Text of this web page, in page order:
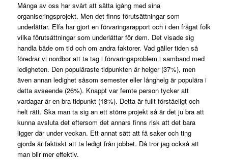
Många av oss har svårt att sätta igång med sina
organiseringsprojekt. Men det finns förutsättningar som
underlättar. Elfa har gjort en förvaringsrapport och i den frågat folk
vilka förutsättningar som underlättar för dem. Det visade sig
handla både om tid och om andra faktorer. Vad gäller tiden så
föredrar vi nordbor att ta tag i förvaringsproblem i samband med
ledigheten. Den populäraste tidpunkten är helger (37%), men
även annan ledighet såsom semester eller långhelg är populära i
detta avseende (26%). Knappt var femte person tycker att
vardagar är en bra tidpunkt (18%). Detta är fullt förståeligt och
helt rätt. Ska man ta sig an ett större projekt så är det ju bra att
kunna avsluta det eftersom det annars finns risk att det bara
ligger där under veckan. Ett annat sätt att få saker och ting
gjorda är faktiskt att ta ledigt från jobbet. Då tror jag också att
man blir mer effektiv.